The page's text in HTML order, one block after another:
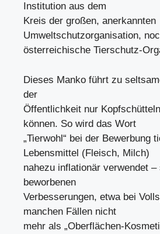
Institution aus dem
Kreis der großen, anerkannten
Umweltschutzorganisation,
österreichische Tierschutz-
Dieses Manko führt zu
der
Öffentlichkeit nur
können. So wird das Wort
„Tierwohl“ bei der Bewerbung
Lebensmittel (Fleisch, Milch)
nahezu inflationär verwendet
beworbenen
Verbesserungen, etwa bei
manchen Fällen nicht
mehr als „Oberflächen-